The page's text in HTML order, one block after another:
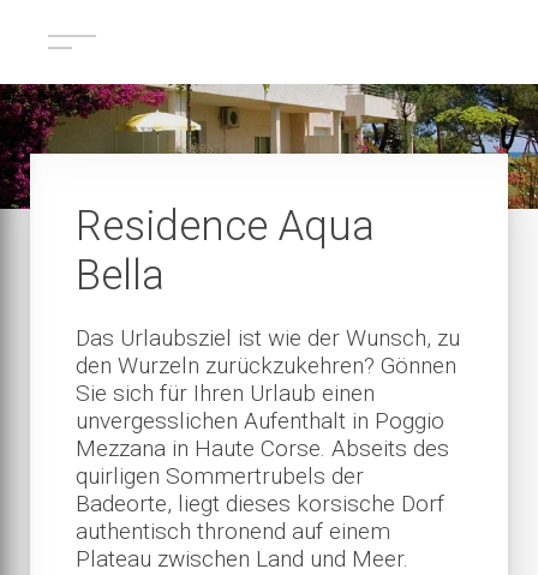
Residence Aqua
Bella
Das Urlaubsziel ist wie der Wunsch, zu
den Wurzeln zurückzukehren? Gönnen
Sie sich für Ihren Urlaub einen
unvergesslichen Aufenthalt in Poggio
Mezzana in Haute Corse. Abseits des
quirligen Sommertrubels der
Badeorte, liegt dieses korsische Dorf
authentisch thronend auf einem
Plateau zwischen Land und Meer.